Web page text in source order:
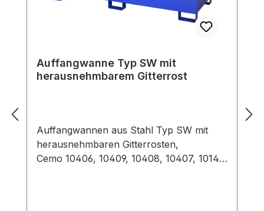
Auffangwanne Typ SW mit
herausnehmbarem Gitterrost
Auffangwannen aus Stahl Typ SW mit
herausnehmbaren Gitterrosten,
Cemo 10406, 10409, 10408, 10407, 10141,